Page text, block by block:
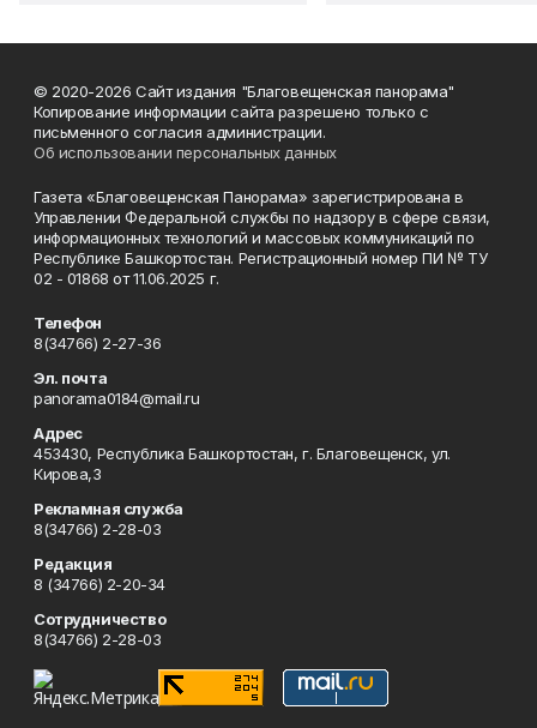
© 2020-2026 Сайт издания "Благовещенская панорама"
Копирование информации сайта разрешено только с
письменного согласия администрации.
Об использовании персональных данных
Газета «Благовещенская Панорама» зарегистрирована в
Управлении Федеральной службы по надзору в сфере связи,
информационных технологий и массовых коммуникаций по
Республике Башкортостан. Регистрационный номер ПИ № ТУ
02 - 01868 от 11.06.2025 г.
Телефон
8(34766) 2-27-36
Эл. почта
panorama0184@mail.ru
Адрес
453430, Республика Башкортостан, г. Благовещенск, ул.
Кирова,3
Рекламная служба
8(34766) 2-28-03
Редакция
8 (34766) 2-20-34
Сотрудничество
8(34766) 2-28-03